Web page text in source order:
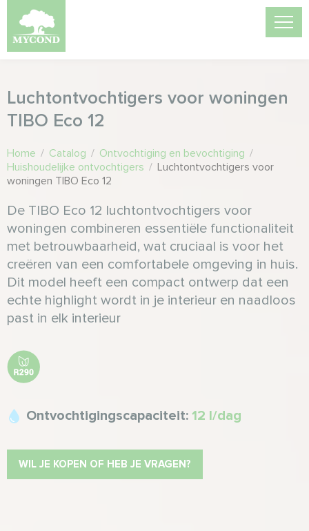
Luchtontvochtigers voor woningen
TIBO Eco 12
Home / Catalog / Ontvochtiging en bevochtiging /
Huishoudelijke ontvochtigers / Luchtontvochtigers voor
woningen TIBO Eco 12
De TIBO Eco 12 luchtontvochtigers voor
woningen combineren essentiële functionaliteit
met betrouwbaarheid, wat cruciaal is voor het
creëren van een comfortabele omgeving in huis.
Dit model heeft een compact ontwerp dat een
echte highlight wordt in je interieur en naadloos
past in elk interieur
Ontvochtigingscapaciteit: 12 l/dag
WIL JE KOPEN OF HEB JE VRAGEN?